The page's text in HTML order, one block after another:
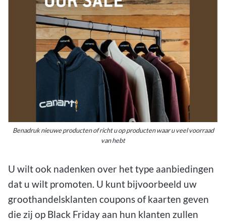
Benadruk nieuwe producten of richt u op producten waar u veel voorraad
van hebt
U wilt ook nadenken over het type aanbiedingen
dat u wilt promoten. U kunt bijvoorbeeld uw
groothandelsklanten coupons of kaarten geven
die zij op Black Friday aan hun klanten zullen